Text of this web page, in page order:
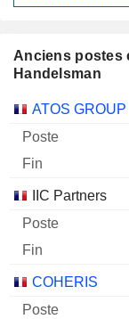
Anciens postes
Handelsman
Sociétés Poste
ATOS GROUP
IIC Partners
COHERIS